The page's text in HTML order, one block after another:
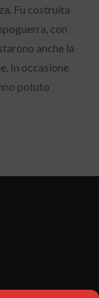
Fu costruita
con
anche la
In occasione
potuto